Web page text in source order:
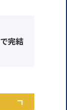
完結